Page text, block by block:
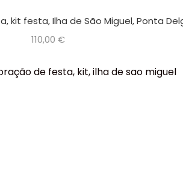
kit festa, Ilha de São Miguel, Ponta
110,00 €